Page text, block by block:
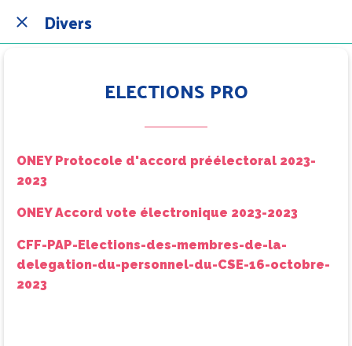
Divers
ELECTIONS PRO
ONEY Protocole d'accord préélectoral 2023-
2023
ONEY Accord vote électronique 2023-2023
CFF-PAP-Elections-des-membres-de-la-
delegation-du-personnel-du-CSE-16-octobre-
2023